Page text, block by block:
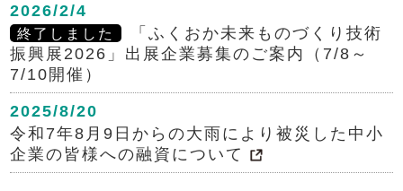
2026/2/4
「ふくおか未来ものづくり技術
振興展2026」出展企業募集のご案内（7/8～
7/10開催）
2025/8/20
令和7年8月9日からの大雨により被災した中小
企業の皆様への融資について